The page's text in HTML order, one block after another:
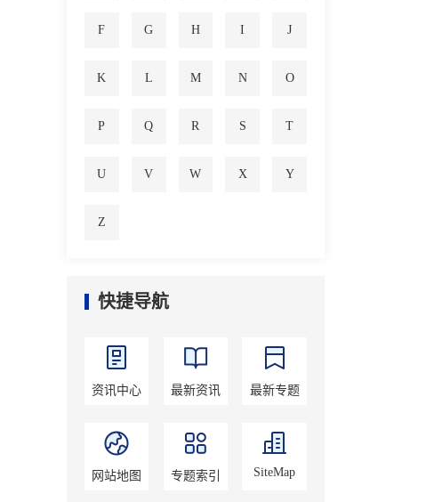
F G H I J
K L M N O
P Q R S T
U V W X Y
Z
快捷导航
资讯中心 最新资讯 最新专题
网站地图 专题索引 SiteMap